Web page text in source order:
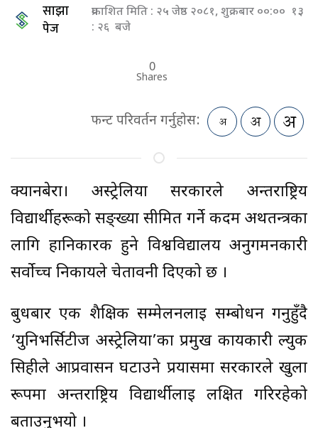
साझा
पेज
प्रकाशित मिति : २५ जेष्ठ २०८१, शुक्रबार ००:०० १३
: २६ बजे
0
Shares
फन्ट परिवर्तन गर्नुहोस:
क्यानबेरा। अस्ट्रेलिया सरकारले अन्तर्राष्ट्रिय
विद्यार्थीहरूको सङ्ख्या सीमित गर्ने कदम अर्थतन्त्रका
लागि हानिकारक हुने विश्वविद्यालय अनुगमनकारी
सर्वोच्च निकायले चेतावनी दिएको छ ।
बुधबार एक शैक्षिक सम्मेलनलाई सम्बोधन गर्नुहुँदै
‘युनिभर्सिटीज अस्ट्रेलिया’का प्रमुख कार्यकारी ल्युक
सिहीले आप्रवासन घटाउने प्रयासमा सरकारले खुला
रूपमा अन्तर्राष्ट्रिय विद्यार्थीलाई लक्षित गरिरहेको
बताउनुभयो ।